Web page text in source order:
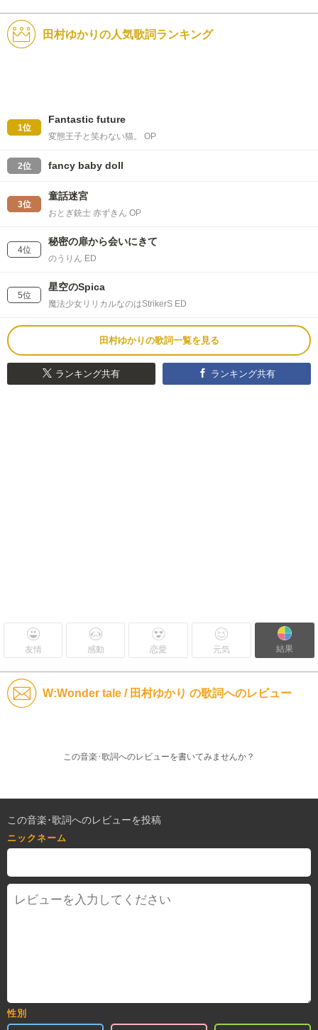
田村ゆかりの人気歌詞ランキング
1位
Fantastic future
変態王子と笑わない猫。 OP
2位 fancy baby doll
3位
童話迷宮
おとぎ銃士 赤ずきん OP
4位
秘密の扉から会いにきて
のうりん ED
5位
星空のSpica
魔法少女リリカルなのはStrikerS ED
田村ゆかりの歌詞一覧を見る
ランキング共有 ランキング共有
友情 感動 恋愛 元気 結果
W:Wonder tale / 田村ゆかり の歌詞へのレビュー
この音楽･歌詞へのレビューを書いてみませんか？
この音楽･歌詞へのレビューを投稿
ニックネーム
性別